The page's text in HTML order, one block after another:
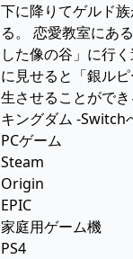
下に降りてゲルド
る。 恋愛教室にあ
した像の谷」に行
に見せると「銀ル
生させることがで
キングダム -Switch
PCゲーム
Steam
Origin
EPIC
家庭用ゲーム機
PS4